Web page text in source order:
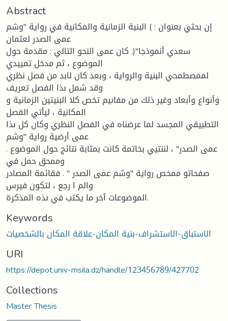
Abstract
إن بحثي بعنوان : ) البنية الزمانية والمكانية في رواية "وشم
عمى الصدر لعثمان
سعدي أنموذجا"(. كان عمى النحو التالي : مقدمة حول
الموضوع ، ثم مدخل تمييدي
لممصطمحي البنية والرواية ، وبعد كان لابد من فصل نظري
وقد شمل ىذا الفصل تعريف
وأنواع وأبعاد وغير ذلك من مفاىيم تخص كلا البنيتين الزمانية و
المكانية ، ليأتي الفصل
التطبيقي المجسد لما عرضناه في الفصل النظري وكان كل ىذا
عمى أرضية رواية "وشم
عمى الصدر" ، لننتيي بخاتمة كانت بمثابة نتائج حول الموضوع .
وممحق حمل في
صفحاتو ممخص رواية "وشم عمى الصدر " . فقائمة المصادر
والم ا رجع ، لتكون فيرس
الموضوعات آخر ما يكتب في ىذه المذكرة.
Keywords
الاستباق-الاستشراف-بنية المكان-علاقة المكان بالشخصيات
URI
https://depot.univ-msila.dz/handle/123456789/427702
Collections
Master Thesis